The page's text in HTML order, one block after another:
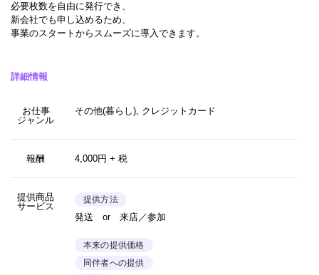
必要枚数を自由に発行でき、
新会社でも申し込めるため、
事業のスタートからスムーズに導入できます。
詳細情報
お仕事
ジャンル
その他(暮らし), クレジットカード
報酬 4,000円 + 税
提供商品
サービス
提供方法
発送 or 来店／参加
本来の提供価格
同伴者への提供